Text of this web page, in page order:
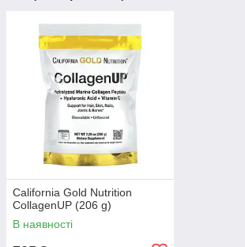
California Gold Nutrition
CollagenUP (206 g)
В наявності